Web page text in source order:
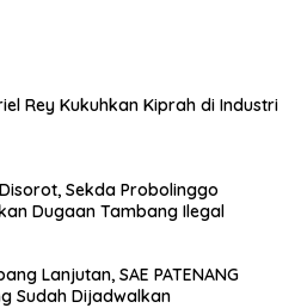
Rey Kukuhkan Kiprah di Industri
Sekda Probolinggo
Dugaan Tambang Ilegal
Lanjutan, SAE PATENANG
Sudah Dijadwalkan